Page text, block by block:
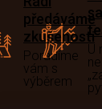
předáváme
zkušenosti
Poradíme
vám s
výběrem
U